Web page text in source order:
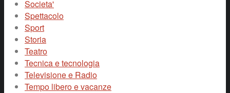
Societa'
Spettacolo
Sport
Storia
Teatro
Tecnica e tecnologia
Televisione e Radio
Tempo libero e vacanze